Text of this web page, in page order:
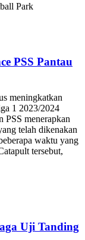
Park
PSS Pantau
meningkatkan
1 2023/2024
PSS menerapkan
telah dikenakan
waktu yang
tersebut,
Uji Tanding